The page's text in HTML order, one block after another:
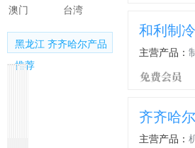
和利制
主营产品：
齐齐哈
主营产品：
澳门
台湾
黑龙江 齐齐哈尔产品
推荐